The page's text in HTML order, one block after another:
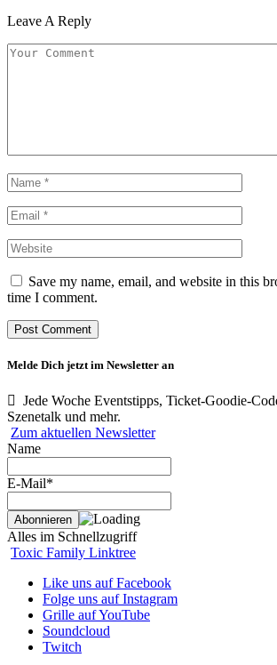
Leave A Reply
Save my name, email, and website in this
time I comment.
Melde Dich jetzt im Newsletter an
Jede Woche Eventstipps, Ticket-Goodie-
Szenetalk und mehr.
Zum aktuellen Newsletter
Name
E-Mail*
Alles im Schnellzugriff
Toxic Family Linktree
Like uns auf Facebook
Folge uns auf Instagram
Grille auf YouTube
Soundcloud
Twitch